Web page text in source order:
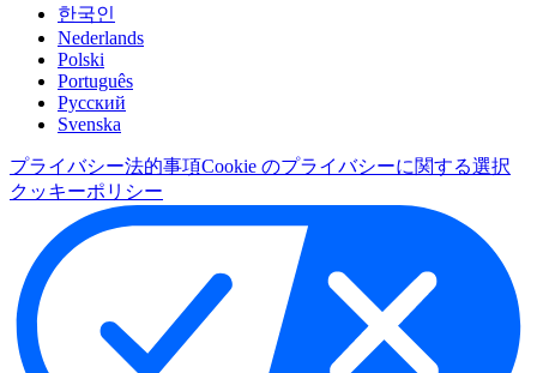
한국인
Nederlands
Polski
Português
Pусский
Svenska
プライバシー法的事項Cookie のプライバシーに関する選択
クッキーポリシー